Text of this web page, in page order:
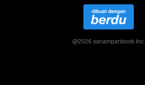
@2026 sanampanbook Inc.